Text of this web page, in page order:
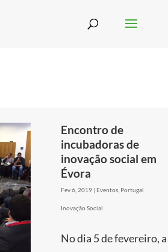
Encontro de
incubadoras de
inovação social em
Évora
Fev 6, 2019 | Eventos Portugal
Inovação Social
No dia 5 de fevereiro, a